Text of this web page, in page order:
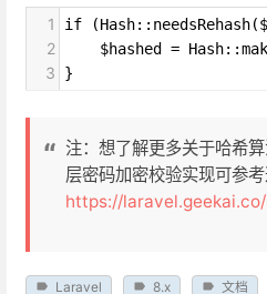
1 if
2
$hashed =
3 }
注：想了解更多关于哈希
层密码加密校验实现可参
https://
Laravel 8.x 文档